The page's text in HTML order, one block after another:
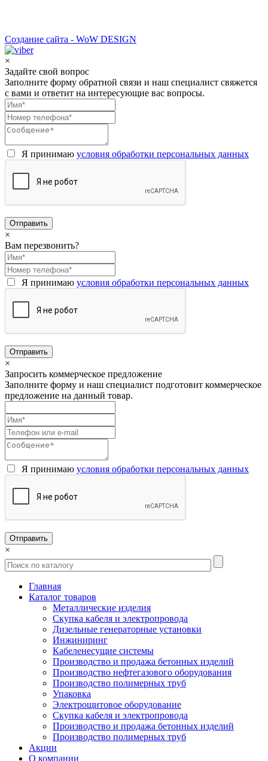
Создание сайта - WoW DESIGN
×
Задайте свой вопрос
Заполните форму обратной связи и наш специалист свяжется
с вами и ответит на интересующие вас вопросы.
Я принимаю условия обработки персональных данных
×
Вам перезвонить?
Я принимаю условия обработки персональных данных
×
Запросить коммерческое предложение
Заполните форму и наш специалист подготовит коммерческое
предложение на данный товар.
Я принимаю условия обработки персональных данных
×
Главная
Каталог товаров
Металлические изделия
Скупка кабеля и электропровода
Дизельные генераторные установки
Инжиниринг
Кабеленесущие системы
Производство и продажа бетонных изделий
Производство нефтегазового оборудования
Производство полимерных труб
Упаковка
Электрощитовое оборудование
Скупка кабеля и электропровода
Производство и продажа бетонных изделий
Производство полимерных труб
Акции
О компании